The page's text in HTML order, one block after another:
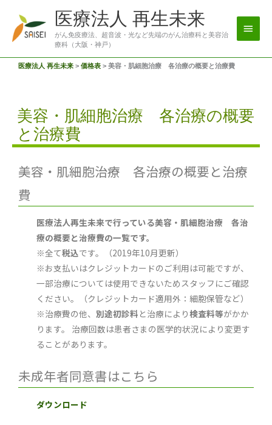
医療法人 再生未来
がん免疫療法、超音波・光など先端のがん治療科と美容治
療科（大阪・神戸）
イ
ュ
医療法人 再生未来 > 価格表 > 美容・肌細胞治療 各治療の概要と治療費
美容・肌細胞治療 各治療の概要
と治療費
美容・肌細胞治療 各治療の概要と治療
費
医療法人再生未来で行っている美容・肌細胞治療 各治
療の概要と治療費の一覧です。
※全て税込です。（2019年10月更新）
※お支払いはクレジットカードのご利用は可能ですが、
一部治療については使用できないためスタッフにご確認
ください。（クレジットカード適用外：細胞保管など）
※治療費の他、 別途初診料 と治療により検査料等がかか
ります。 治療回数は患者さまの医学的状況により変更す
ることがあります。
未成年者同意書はこちら
ダウンロード